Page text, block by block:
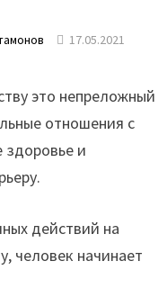
17.05.2021
это непреложный
отношения с
здоровье и
действий на
человек начинает